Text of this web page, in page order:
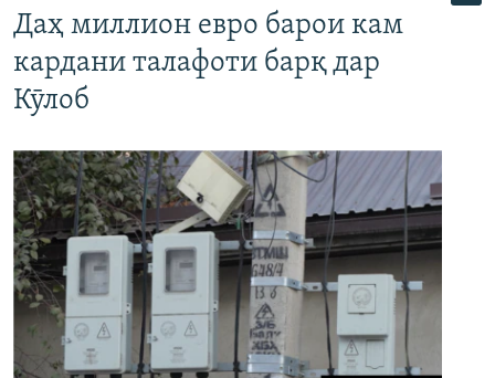
Даҳ миллион евро барои кам
кардани талафоти барқ дар
Кӯлоб